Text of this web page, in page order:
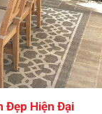
Đẹp Hiện Đại